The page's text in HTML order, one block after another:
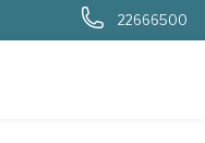
22666500